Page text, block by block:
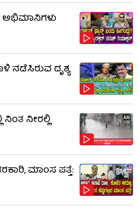
ನಡೆಸಿರುವ ದೃಶ್ಯ
ನೀರಲ್ಲಿ
ಮಾಂಸ ಪತ್ತೆ: